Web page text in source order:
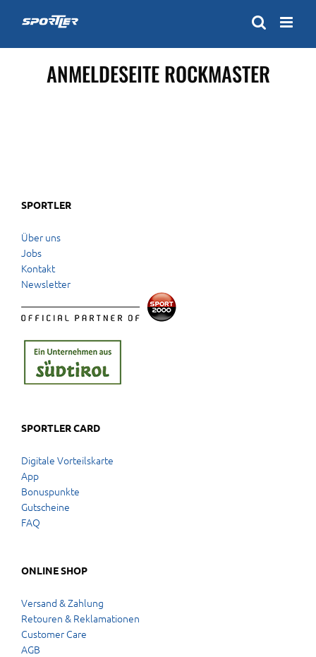
Inhalt
springen
ANMELDESEITE ROCKMASTER
SPORTLER
Über uns
Jobs
Kontakt
Newsletter
SPORTLER CARD
Digitale Vorteilskarte
App
Bonuspunkte
Gutscheine
FAQ
ONLINE SHOP
Versand & Zahlung
Retouren & Reklamationen
Customer Care
AGB